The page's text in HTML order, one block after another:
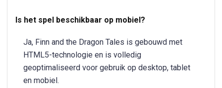
Is het spel beschikbaar op mobiel?
Ja, Finn and the Dragon Tales is gebouwd met
HTML5-technologie en is volledig
geoptimaliseerd voor gebruik op desktop, tablet
en mobiel.